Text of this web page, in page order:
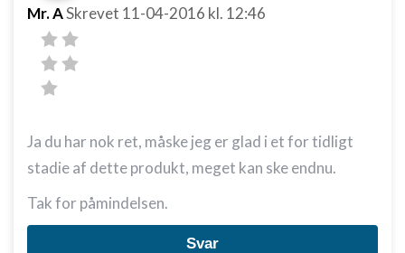
Mr. ASkrevet 11-04-2016 kl. 12:46
Ja du har nok ret, måske jeg er glad i et for tidligt
stadie af dette produkt, meget kan ske endnu.
Tak for påmindelsen.
Svar